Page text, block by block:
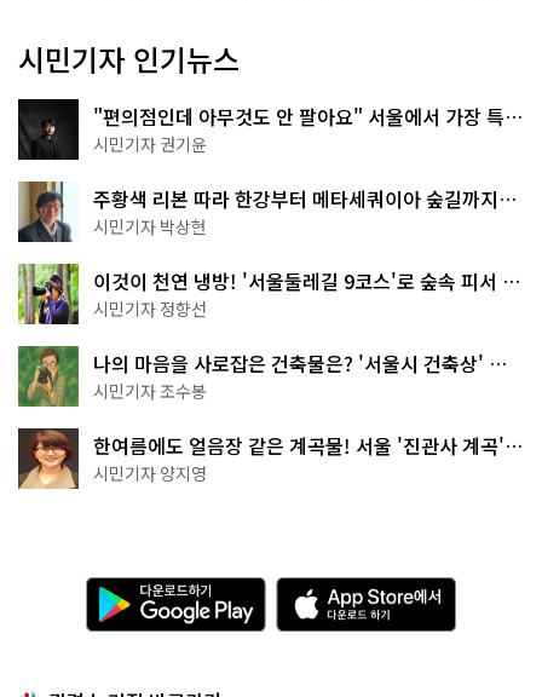
시민기자 인기뉴스
"편의점인데 아무것도 안 팔아요" 서울에서 가장 특별
한 편의점의 정체
시민기자 권기윤
주황색 리본 따라 한강부터 메타세쿼이아 숲길까지…
서울둘레길 15코스
시민기자 박상현
이것이 천연 냉방! '서울둘레길 9코스'로 숲속 피서 떠
나볼까
시민기자 정향선
나의 마음을 사로잡은 건축물은? '서울시 건축상' 수
상작 공개!
시민기자 조수봉
한여름에도 얼음장 같은 계곡물! 서울 '진관사 계곡'이
천국이네~
시민기자 양지영
다
운
로
기
A
p
p